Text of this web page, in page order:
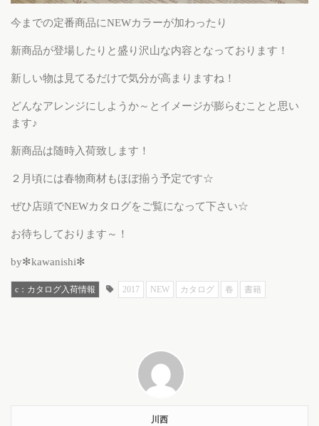
今までの定番商品にNEWカラーが加わったり
新商品が登場したりと盛り沢山な内容となっております！
新しい物は見てるだけで気分が高まりますね！
どんなアレンジにしようか～とイメージが膨らむことと思い
ます♪
新商品は随時入荷致します！
２月頃には春物商材もほぼ揃う予定です☆
ぜひ店頭でNEWカタログをご覧になって下さい☆
お待ちしております～！
by✻kawanishi✻
c：カタログ入荷情報 2017 NEW カタログ 春 書籍
川西